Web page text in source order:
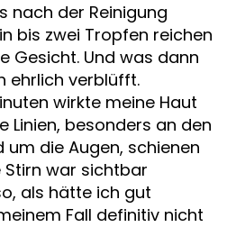
nach der Reinigung
bis zwei Tropfen reichen
Gesicht. Und was dann
ehrlich verblüfft.
wirkte meine Haut
Linien, besonders an den
die Augen, schienen
Stirn war sichtbar
als hätte ich gut
Fall definitiv nicht